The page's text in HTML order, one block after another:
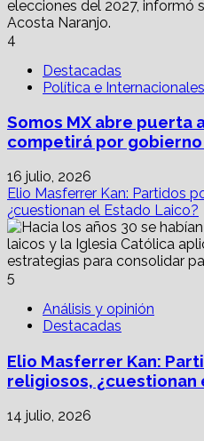
4
Destacadas
Política e Internacionales
Somos MX abre puerta
competirá por gobierno
16 julio, 2026
Elio Masferrer Kan: Partidos
¿cuestionan el Estado Laico?
5
Análisis y opinión
Destacadas
Elio Masferrer Kan:
religiosos, ¿cuestionan
14 julio, 2026